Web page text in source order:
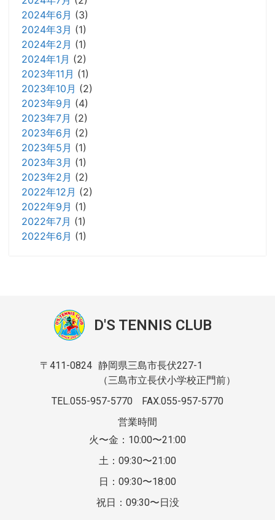
2024年6月 (3)
2024年3月 (1)
2024年2月 (1)
2024年1月 (2)
2023年11月 (1)
2023年10月 (2)
2023年9月 (4)
2023年7月 (2)
2023年6月 (2)
2023年5月 (1)
2023年3月 (1)
2023年2月 (2)
2022年12月 (2)
2022年9月 (1)
2022年7月 (1)
2022年6月 (1)
D'S TENNIS CLUB
〒411-0824 静岡県三島市長伏227-1
（三島市立長伏小学校正門前）
TEL.055-957-5770
FAX.055-957-5770
営業時間
火〜金：10:00〜21:00
土：09:30〜21:00
日：09:30〜18:00
祝日：09:30〜日没